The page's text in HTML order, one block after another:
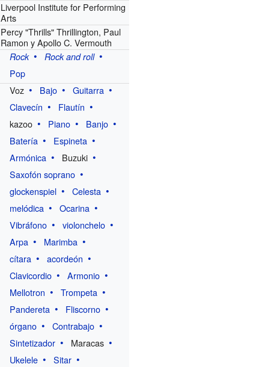
Liverpool Institute for Performing
Arts
Percy "Thrills" Thrillington, Paul
Ramon y Apollo C. Vermouth
Rock Rock and roll
Pop
Voz Bajo
Guitarra
Clavecín
Flautín
kazoo
Piano
Banjo
Batería
Espineta
Armónica
Buzuki
Saxofón soprano
glockenspiel
Celesta
melódica
Ocarina
Vibráfono
violonchelo
Arpa
Marimba
cítara
acordeón
Clavicordio
Armonio
Mellotron
Trompeta
Pandereta
Fliscorno
órgano
Contrabajo
Sintetizador
Maracas
Ukelele
Sitar